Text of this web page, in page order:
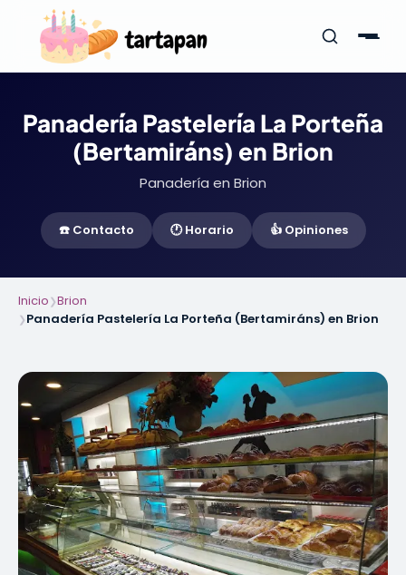
Panadería Pastelería La Porteña
(Bertamiráns) en Brion
Panadería en Brion
☎️ Contacto 🕐 Horario 👍 Opiniones
Inicio❯Brion
❯Panadería Pastelería La Porteña (Bertamiráns) en Brion